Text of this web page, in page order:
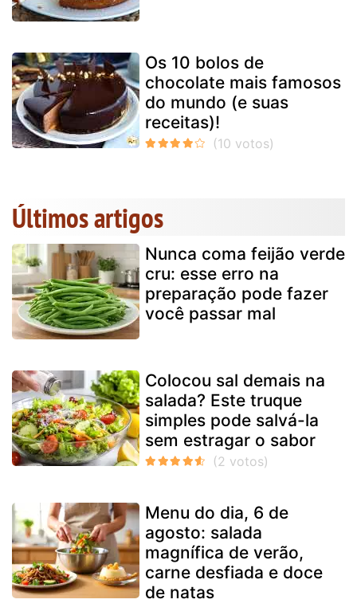
Os 10 bolos de
chocolate mais famosos
do mundo (e suas
receitas)!
Últimos artigos
Nunca coma feijão verde
cru: esse erro na
preparação pode fazer
você passar mal
Colocou sal demais na
salada? Este truque
simples pode salvá-la
sem estragar o sabor
Menu do dia, 6 de
agosto: salada
magnífica de verão,
carne desfiada e doce
de natas